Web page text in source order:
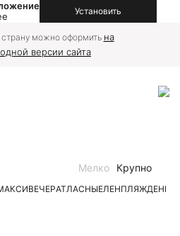
Установить
можно оформить на
версии сайта
ВЕЧЕРАТЛАСНЫЕЛЕНПЛЯЖДЕНИМ
Мелко Крупно